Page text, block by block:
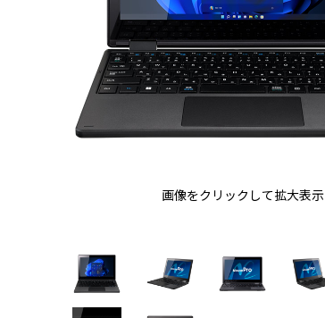
画像をクリックして拡大表示